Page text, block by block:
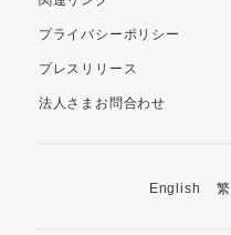
プライバシーポリシー
プレスリリース
法人さまお問合わせ
English